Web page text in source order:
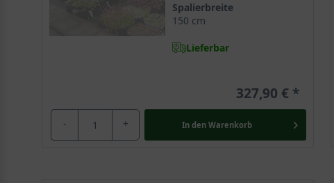
Spalierbreite
150 cm
Lieferbar
327,90 €
- + In den Warenkorb